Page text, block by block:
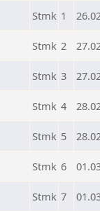
Stmk 1
Stmk 2
Stmk 3
Stmk 4
Stmk 5
Stmk 6
Stmk 7